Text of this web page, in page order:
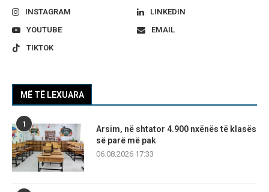
INSTAGRAM
LINKEDIN
YOUTUBE
EMAIL
TIKTOK
MË TË LEXUARA
1
Arsim, në shtator 4.900 nxënës të klasës
së parë më pak
06.08.2026 17:33